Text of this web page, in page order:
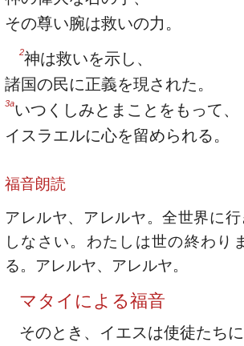
その尊い腕は救いの力。
2神は救いを示し、
諸国の民に正義を現された。
3aいつくしみとまことをもって、
イスラエルに心を留められる。
福音朗読
アレルヤ、アレルヤ。全世界に
しなさい。わたしは世の終わり
る。アレルヤ、アレルヤ。
マタイによる福音
そのとき、イエスは使徒たちに